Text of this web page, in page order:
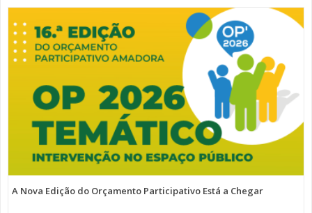
A Nova Edição do Orçamento Participativo Está a Chegar